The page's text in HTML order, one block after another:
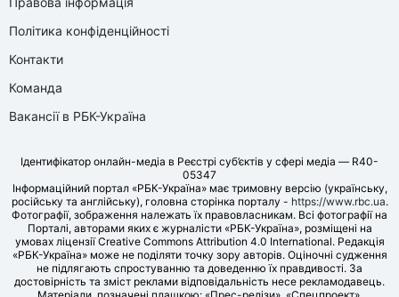
Політика конфіденційності
Контакти
Команда
Вакансії в РБК-Україна
Ідентифікатор онлайн-медіа в Реєстрі суб’єктів у сфері медіа — R40-
05347
Інформаційний портал «РБК-Україна» має тримовну версію (українську,
російську та англійську), головна сторінка порталу - https://www.rbc.ua.
Фотографії, зображення належать їх правовласникам. Всі фотографії на
Порталі, авторами яких є журналісти «РБК-Україна», розміщені на
умовах ліцензії Creative Commons Attribution 4.0 International. Редакція
«РБК-Україна» може не поділяти точку зору авторів. Оціночні судження
не підлягають спростуванню та доведенню їх правдивості. За
достовірність та зміст реклами відповідальність несе рекламодавець.